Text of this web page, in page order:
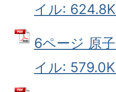
イル:
6ページ 原
イル: